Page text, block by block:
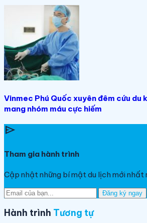
Vinmec Phú Quốc xuyên đêm cứu du
mang nhóm máu cực hiếm
send
Tham gia hành trình
Cập nhật những bí mật du lịch mới nhất
Đăng ký ngay
Hành trình Tương tự